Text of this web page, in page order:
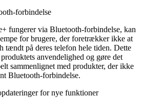
forbindelse
fungerer via Bluetooth-forbindelse, kan
for brugere, der foretrækker ikke at
tændt på deres telefon hele tiden. Dette
anvendelighed og gøre det
sammenlignet med produkter, der ikke
Bluetooth-forbindelse.
for nye funktioner